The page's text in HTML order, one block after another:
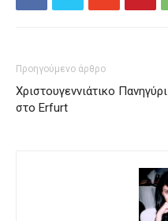
Προηγούμενο άρθρο
Χριστουγεννιάτικο Πανηγύρι
στο Erfurt